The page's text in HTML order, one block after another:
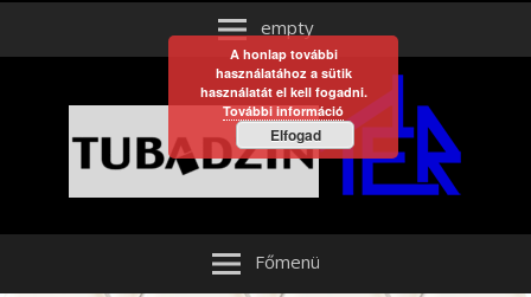
empty
Főmenü
A honlap további
használatához a sütik
használatát el kell fogadni.
További információ
Elfogad